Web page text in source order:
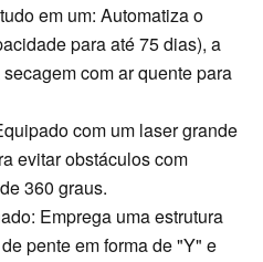
em um: Automatiza o
para até 75 dias), a
com ar quente para
com um laser grande
evitar obstáculos com
360 graus.
Emprega uma estrutura
pente em forma de "Y" e